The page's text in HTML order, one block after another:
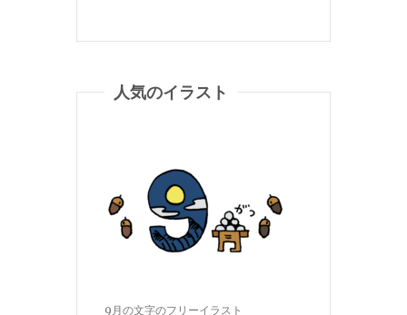
人気のイラスト
9月の文字のフリーイラスト